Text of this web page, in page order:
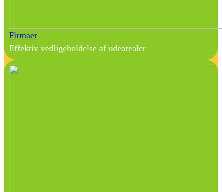
Firmaer
Effektiv vedligeholdelse af udearealer